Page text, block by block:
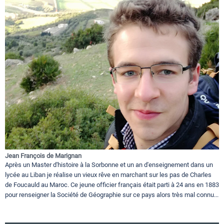
Jean François de Marignan
Après un Master d'histoire à la Sorbonne et un an d'enseignement dans un
lycée au Liban je réalise un vieux rêve en marchant sur les pas de Charles
de Foucauld au Maroc. Ce jeune officier français était parti à 24 ans en 1883
pour renseigner la Société de Géographie sur ce pays alors très mal connu...